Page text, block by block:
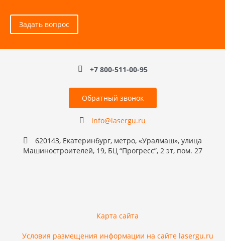
Задать вопрос
+7 800-511-00-95
Обратный звонок
info@lasergu.ru
620143, Екатеринбург, метро, «Уралмаш», улица
Машиностроителей, 19, БЦ “Прогресс”, 2 эт, пом. 27
Карта сайта
Условия размещения информации на сайте lasergu.ru